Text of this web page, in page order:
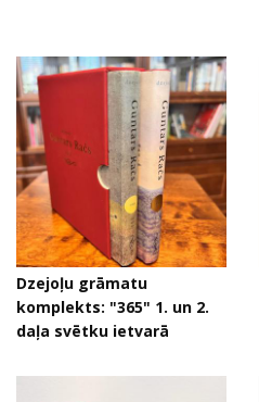
Dzejoļu grāmatu
komplekts: "365" 1. un 2.
daļa svētku ietvarā